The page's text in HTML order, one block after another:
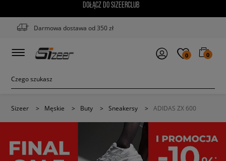
DOŁĄCZ DO SIZEERCLUB
Darmowa dostawa od 350 zł
0 0
Sizeer > Męskie > Buty > Sneakersy > ADIDAS ZX 600